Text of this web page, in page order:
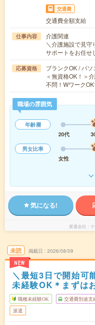
交通費
交通費全額支給
仕事内容
介護関連
＼介護施設で見守
サポートをお任
応募資格
ブランクOK / パ
＜無資格OK！＞
不問！Wワーク
職場の雰囲気
年齢層
20代
男女比率
女性
気になる!
派遣会社
未読
NEW
掲載日 2026/08/09
＼最短3日で開始可
未経験OK＊まずは
職種未経験OK 交通費別途支
派遣